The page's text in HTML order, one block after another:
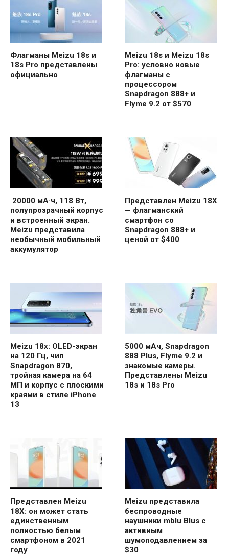
Флагманы Meizu 18s и
18s Pro представлены
официально
Meizu 18s и Meizu 18s
Pro: условно новые
флагманы с
процессором
Snapdragon 888+ и
Flyme 9.2 от $570
20000 мА·ч, 118 Вт,
полупрозрачный корпус
и встроенный экран.
Meizu представила
необычный мобильный
аккумулятор
Представлен Meizu 18X
— флагманский
смартфон со
Snapdragon 888+ и
ценой от $400
Meizu 18x: OLED-экран
на 120 Гц, чип
Snapdragon 870,
тройная камера на 64
МП и корпус с плоскими
краями в стиле iPhone
13
5000 мАч, Snapdragon
888 Plus, Flyme 9.2 и
знакомые камеры.
Представлены Meizu
18s и 18s Pro
Представлен Meizu
18X: он может стать
единственным
полностью белым
смартфоном в 2021
году
Meizu представила
беспроводные
наушники mblu Blus с
активным
шумоподавлением за
$30